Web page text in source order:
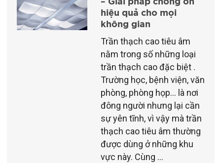
– Giải pháp chống ồn
hiệu quả cho mọi
không gian
Trần thạch cao tiêu âm
nằm trong số những loại
trần thạch cao đặc biệt .
Trường học, bệnh viện, văn
phòng, phòng họp… là nơi
đông người nhưng lại cần
sự yên tĩnh, vì vậy mà trần
thạch cao tiêu âm thường
được dùng ở những khu
vực này. Cùng ...